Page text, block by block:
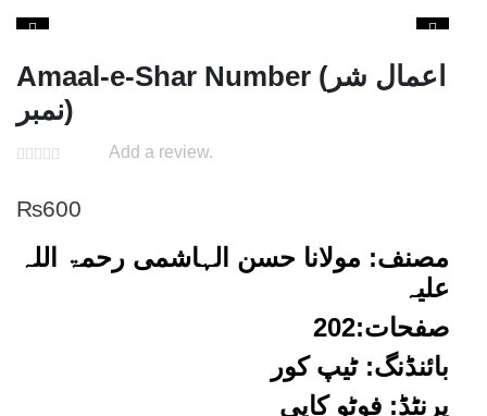
Amaal-e-Shar Number (اعمال شر
نمبر)
Add a review.
₨600
مصنف: مولانا حسن الہاشمی رحمۃ اللہ
علیہ
صفحات:202
بائنڈنگ: ٹیپ کور
پرنٹڈ: فوٹو کاپی